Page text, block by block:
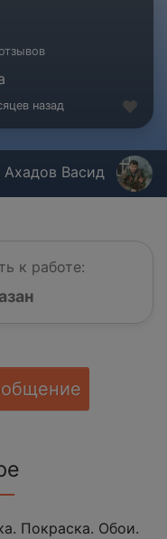
назад
Ахадов Васид
к работе:
Покраска. Обои.